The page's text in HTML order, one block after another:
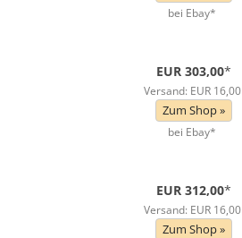
bei Ebay*
EUR 303,00*
Versand: EUR 16,00
Zum Shop »
bei Ebay*
EUR 312,00*
Versand: EUR 16,00
Zum Shop »